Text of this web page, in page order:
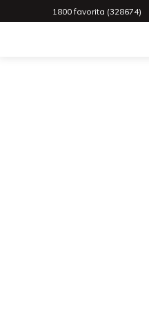
1800 favorita (328674)